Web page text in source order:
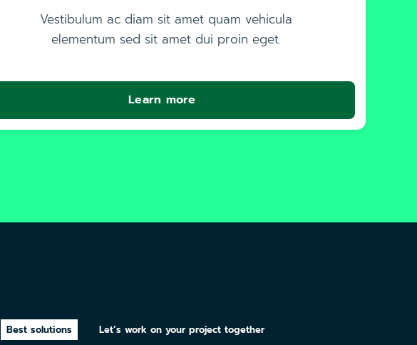
Vestibulum ac diam sit amet quam vehicula
elementum sed sit amet dui proin eget.
Learn more
Best solutions Let’s work on your project together